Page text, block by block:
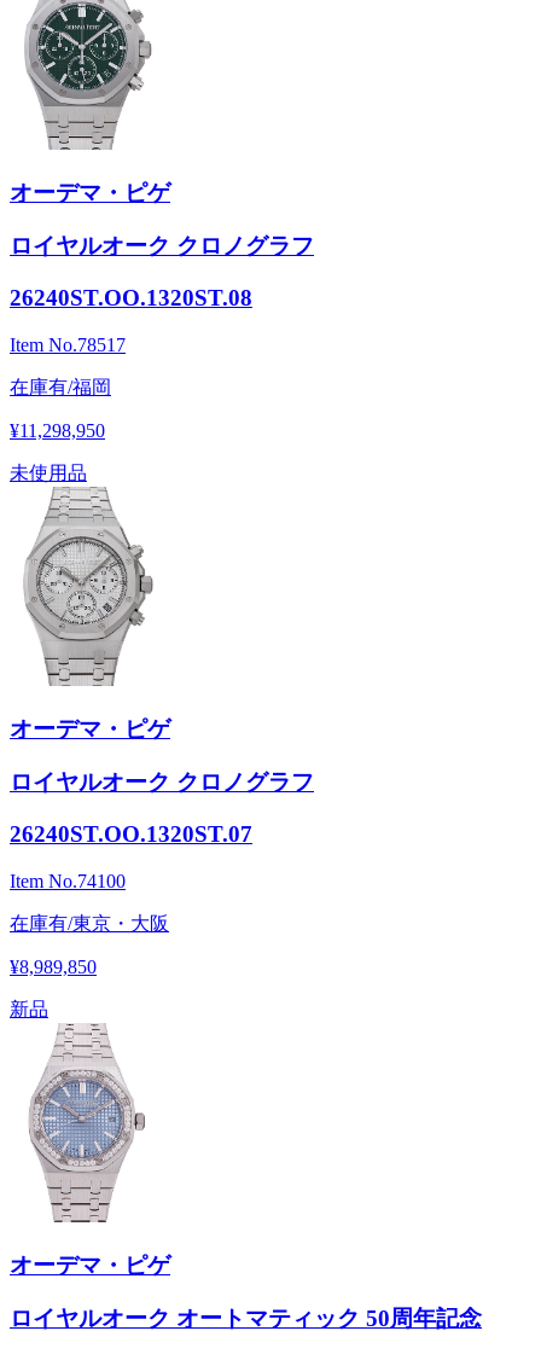
オーデマ・ピゲ
ロイヤルオーク クロノグラフ
26240ST.OO.1320ST.08
Item No.78517
在庫有/福岡
¥11,298,950
未使用品
オーデマ・ピゲ
ロイヤルオーク クロノグラフ
26240ST.OO.1320ST.07
Item No.74100
在庫有/東京・大阪
¥8,989,850
新品
オーデマ・ピゲ
ロイヤルオーク オートマティック 50周年記念